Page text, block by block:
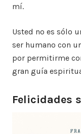
mí.
Usted no es sólo
ser humano con
por permitirme
gran guía
Felicidades